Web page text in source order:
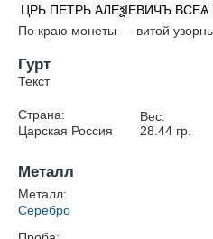
ЦРЬ ПЕТРЬ АЛЕѯIЕВИЧЪ
По краю монеты — витой
Гурт
Текст
Страна:
Царская Россия
Вес:
28.44гр.
Металл
Металл:
Серебро